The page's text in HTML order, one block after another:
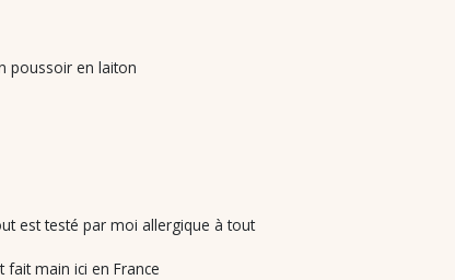
poussoir en laiton
est testé par moi allergique à tout
main ici en France